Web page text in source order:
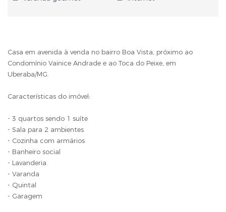
Casa em avenida à venda no bairro Boa Vista, próximo ao
Condomínio Vainice Andrade e ao Toca do Peixe, em
Uberaba/MG.
Características do imóvel:
- 3 quartos sendo 1 suíte
- Sala para 2 ambientes
- Cozinha com armários
- Banheiro social
- Lavanderia
- Varanda
- Quintal
- Garagem